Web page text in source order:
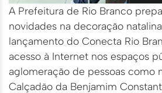
A Prefeitura de Rio Branco
novidades na decoração
lançamento do Conecta Rio
acesso à Internet nos espaços
aglomeração de pessoas como
Calçadão da Benjamim